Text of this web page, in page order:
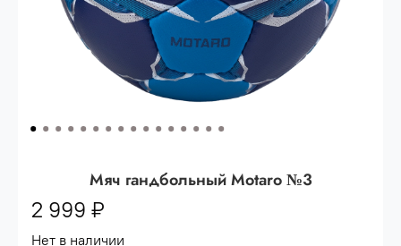
400.000 рублей.
Мяч гандбольный Motaro №3
2 999 ₽
Нет в наличии